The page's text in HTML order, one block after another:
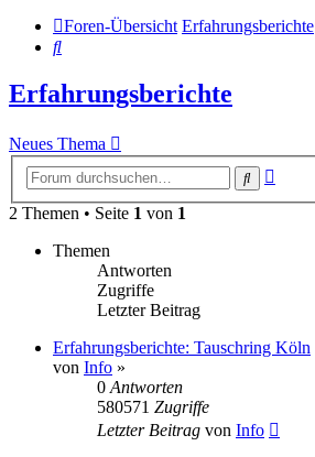
Foren-Übersicht Erfahrungsberichte
Suche
Erfahrungsberichte
Neues Thema
Suche
2 Themen • Seite 1 von 1
Themen
Antworten
Zugriffe
Letzter Beitrag
Erfahrungsberichte: Tauschring Köln
von Info »
0 Antworten
580571 Zugriffe
Letzter Beitrag von Info